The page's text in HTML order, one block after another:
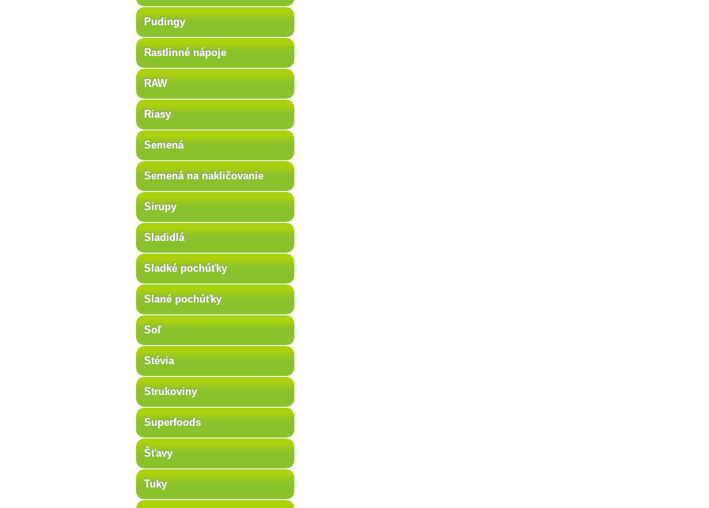
Pudingy
Rastlinné nápoje
RAW
Riasy
Semená
Semená na nakličovanie
Sirupy
Sladidlá
Sladké pochúťky
Slané pochúťky
Soľ
Stévia
Strukoviny
Superfoods
Šťavy
Tuky